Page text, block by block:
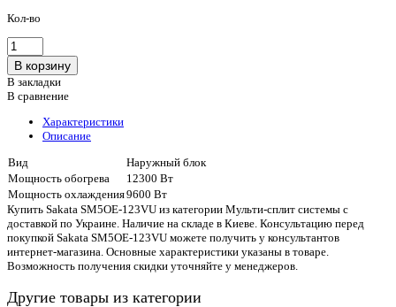
Кол-во
В закладки
В сравнение
Характеристики
Описание
Вид
Наружный блок
Мощность обогрева
12300 Вт
Мощность охлаждения9600 Вт
Купить Sakata SM5OE-123VU из категории Мульти-сплит системы с
доставкой по Украине. Наличие на складе в Киеве. Консультацию перед
покупкой Sakata SM5OE-123VU можете получить у консультантов
интернет-магазина. Основные характеристики указаны в товаре.
Возможность получения скидки уточняйте у менеджеров.
Другие товары из категории